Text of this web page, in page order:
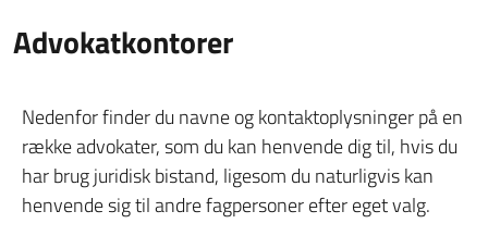
Advokatkontorer
Nedenfor finder du navne og kontaktoplysninger på en
række advokater, som du kan henvende dig til, hvis du
har brug juridisk bistand, ligesom du naturligvis kan
henvende sig til andre fagpersoner efter eget valg.